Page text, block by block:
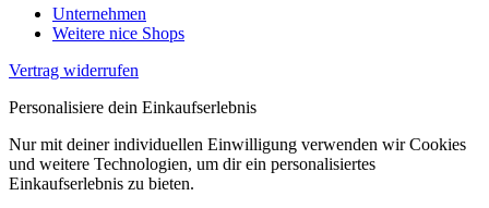
Unternehmen
Weitere nice Shops
Vertrag widerrufen
Personalisiere dein Einkaufserlebnis
Nur mit deiner individuellen Einwilligung verwenden wir Cookies
und weitere Technologien, um dir ein personalisiertes
Einkaufserlebnis zu bieten.